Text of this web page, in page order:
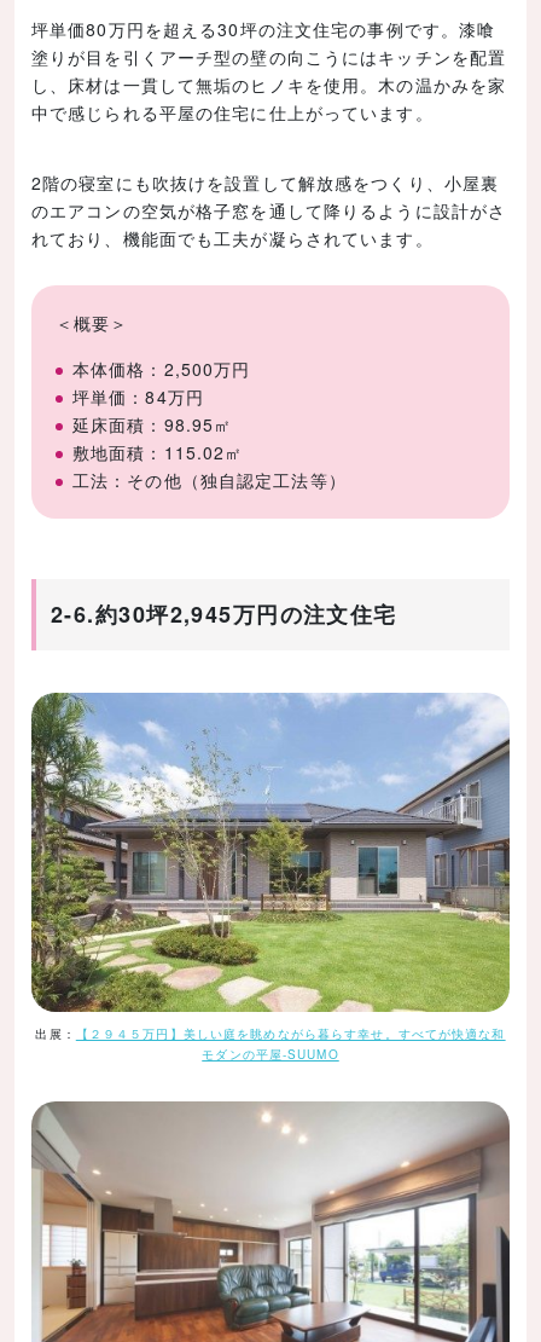
坪単価80万円を超える30坪の注文住宅の事例です。漆喰
塗りが目を引くアーチ型の壁の向こうにはキッチンを配置
し、床材は一貫して無垢のヒノキを使用。木の温かみを家
中で感じられる平屋の住宅に仕上がっています。
2階の寝室にも吹抜けを設置して解放感をつくり、小屋裏
のエアコンの空気が格子窓を通して降りるように設計がさ
れており、機能面でも工夫が凝らされています。
＜概要＞
本体価格：2,500万円
坪単価：84万円
延床面積：98.95㎡
敷地面積：115.02㎡
工法：その他（独自認定工法等）
2-6.約30坪2,945万円の注文住宅
出展：
【２９４５万円】美しい庭を眺めながら暮らす幸せ。すべてが快適な和
モダンの平屋-SUUMO